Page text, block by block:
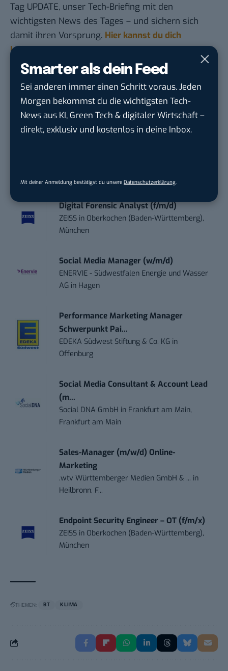
Smarter als dein Feed
Sei anderen immer einen Schritt voraus. Jeden
Morgen bekommst du die wichtigsten Tech-
News aus KI, Green Tech & digitaler Wirtschaft –
direkt, exklusiv und kostenlos in deine Inbox.
Mit deiner Anmeldung bestätigst du unsere Datenschutzerklärung.
Tag UPDATE, unser Tech-Briefing mit den
wichtigsten News des Tages – und sichern sich
damit ihren Vorsprung. Hier kannst du dich
kostenlos anmelden.
Social Media Content Creator (m/w/d)
moveUP Media GmbHinDüsseldorf
Digital Forensic Analyst (f/m/d)
ZEISS in Oberkochen (Baden-Württemberg),
München
Social Media Manager (w/m/d)
ENERVIE - Südwestfalen Energie und Wasser
AG in Hagen
Performance Marketing Manager
Schwerpunkt Pai...
EDEKA Südwest Stiftung & Co. KG in
Offenburg
Social Media Consultant & Account Lead
(m...
Social DNA GmbH in Frankfurt am Main,
Frankfurt am Main
Sales-Manager (m/w/d) Online-
Marketing
.wtv Württemberger Medien GmbH & ... in
Heilbronn, F...
Endpoint Security Engineer – OT (f/m/x)
ZEISS in Oberkochen (Baden-Württemberg),
München
THEMEN: BT KLIMA